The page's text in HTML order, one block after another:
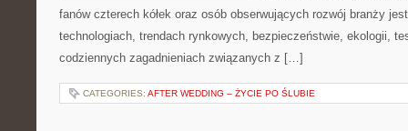
fanów czterech kółek oraz osób obserwujących rozwój branży
technologiach, trendach rynkowych, bezpieczeństwie, ekologii,
codziennych zagadnieniach związanych z […]
CATEGORIES: AFTER WEDDING – ŻYCIE PO ŚLUBIE